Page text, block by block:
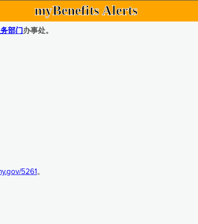
myBenefits Alerts
部门办事处。
5261。